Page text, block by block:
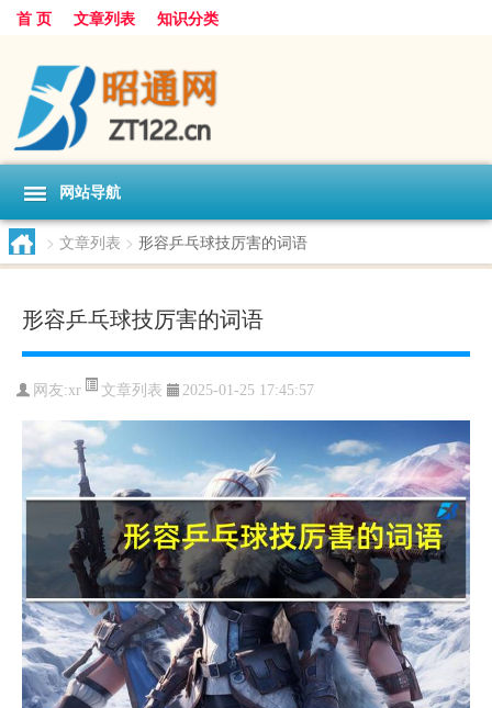
首 页 文章列表 知识分类
网站导航
> 文章列表 > 形容乒乓球技厉害的词语
形容乒乓球技厉害的词语
网友:xr 文章列表 2025-01-25 17:45:57